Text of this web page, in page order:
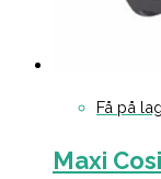
Få på
Maxi